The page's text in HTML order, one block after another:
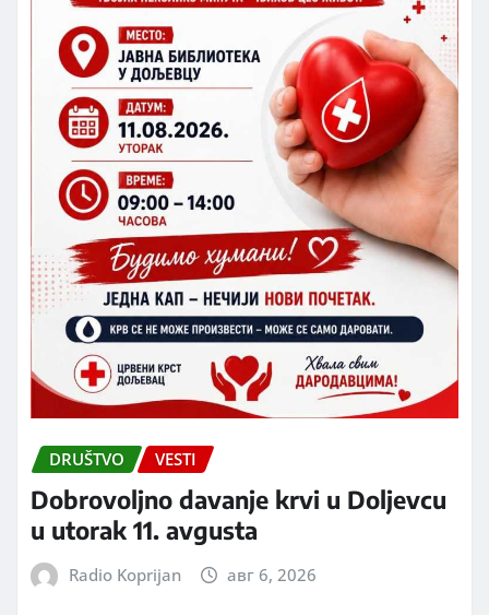
DRUŠTVO VESTI
Dobrovoljno davanje krvi u Doljevcu
u utorak 11. avgusta
Radio Koprijan авг 6, 2026